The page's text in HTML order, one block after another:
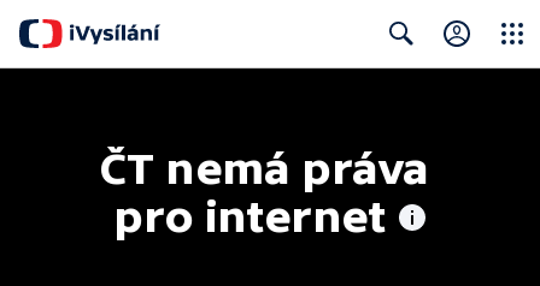
ČT nemá práva
pro internet